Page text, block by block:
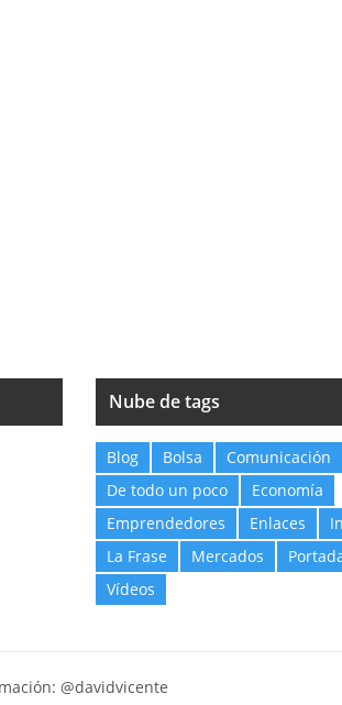
Nube de tags
Blog Bolsa
Comunicación
De todo un poco
Economía
Emprendedores
Enlaces
La Frase
Mercados
Vídeos
@davidvicente